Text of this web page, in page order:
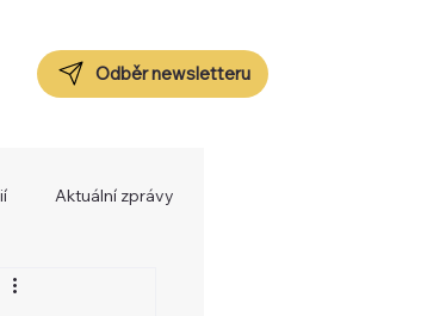
Odběr newsletteru
Aktuální zprávy